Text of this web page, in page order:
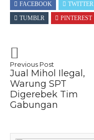
FACEBOOK TWITTER
TUMBLR
PINTEREST
Previous Post
Jual Mihol Ilegal,
Warung SPT
Digerebek Tim
Gabungan